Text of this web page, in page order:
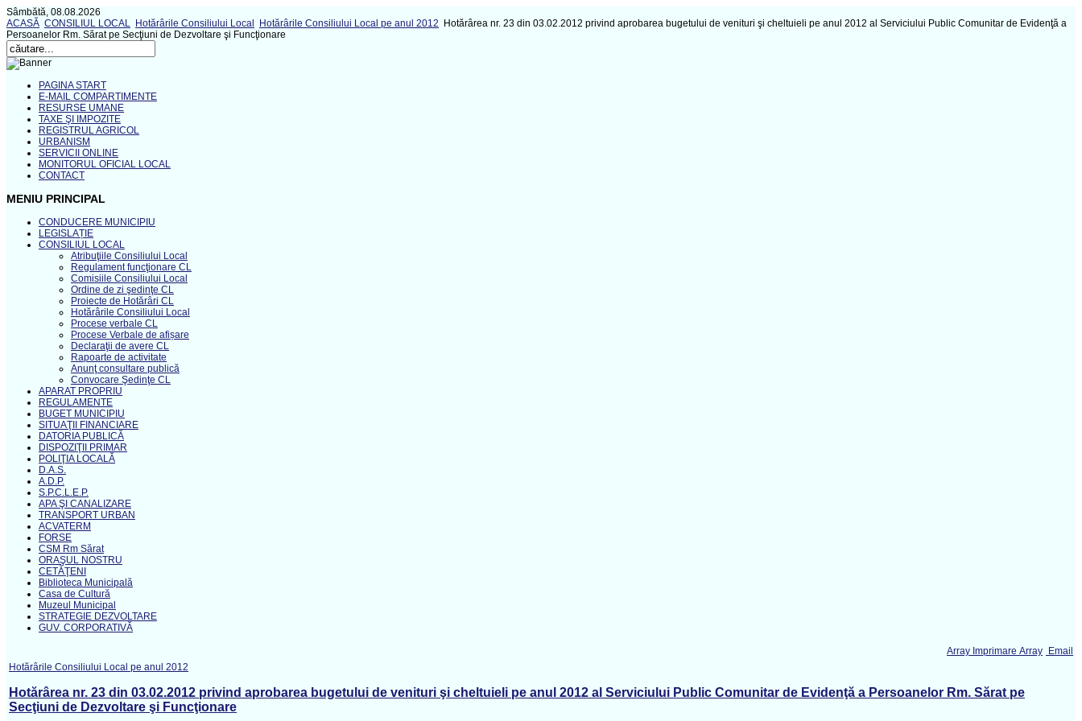
Sâmbătă, 08.08.2026
ACASĂ CONSILIUL LOCAL Hotărârile Consiliului Local Hotărârile Consiliului Local pe anul 2012
Hotărârea nr. 23 din 03.02.2012 privind aprobarea bugetului de venituri şi cheltuieli pe anul 2012 al Serviciului Public Comunitar de Evidenţă a
Persoanelor Rm. Sărat pe Secţiuni de Dezvoltare şi Funcţionare
PAGINA START
E-MAIL COMPARTIMENTE
RESURSE UMANE
TAXE ŞI IMPOZITE
REGISTRUL AGRICOL
URBANISM
SERVICII ONLINE
MONITORUL OFICIAL LOCAL
CONTACT
MENIU PRINCIPAL
CONDUCERE MUNICIPIU
LEGISLAȚIE
CONSILIUL LOCAL
Atribuţiile Consiliului Local
Regulament funcţionare CL
Comisiile Consiliului Local
Ordine de zi şedinţe CL
Proiecte de Hotărâri CL
Hotărârile Consiliului Local
Procese verbale CL
Procese Verbale de afișare
Declaraţii de avere CL
Rapoarte de activitate
Anunţ consultare publică
Convocare Şedinţe CL
APARAT PROPRIU
REGULAMENTE
BUGET MUNICIPIU
SITUAŢII FINANCIARE
DATORIA PUBLICĂ
DISPOZIŢII PRIMAR
POLIŢIA LOCALĂ
D.A.S.
A.D.P.
S.P.C.L.E.P.
APA ŞI CANALIZARE
TRANSPORT URBAN
ACVATERM
FORSE
CSM Rm Sărat
ORAŞUL NOSTRU
CETĂŢENI
Biblioteca Municipală
Casa de Cultură
Muzeul Municipal
STRATEGIE DEZVOLTARE
GUV. CORPORATIVĂ
Array Imprimare Array
Email
Hotărârile Consiliului Local pe anul 2012
Hotărârea nr. 23 din 03.02.2012 privind aprobarea bugetului de venituri şi cheltuieli pe anul 2012 al Serviciului Public Comunitar de Evidenţă a Persoanelor Rm. Sărat pe
Secţiuni de Dezvoltare şi Funcţionare